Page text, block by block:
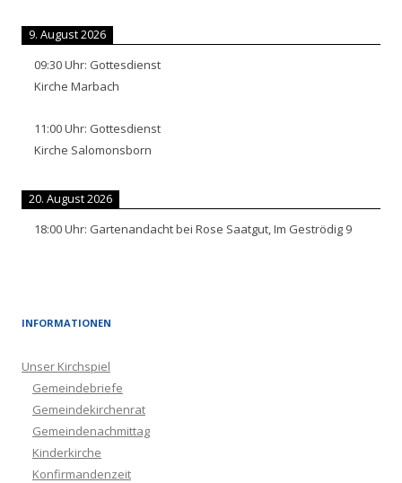
9. August 2026
09:30Uhr: Gottesdienst
Kirche Marbach
11:00Uhr: Gottesdienst
Kirche Salomonsborn
20. August 2026
18:00Uhr: Gartenandacht bei Rose Saatgut, Im Geströdig 9
INFORMATIONEN
Unser Kirchspiel
Gemeindebriefe
Gemeindekirchenrat
Gemeindenachmittag
Kinderkirche
Konfirmandenzeit